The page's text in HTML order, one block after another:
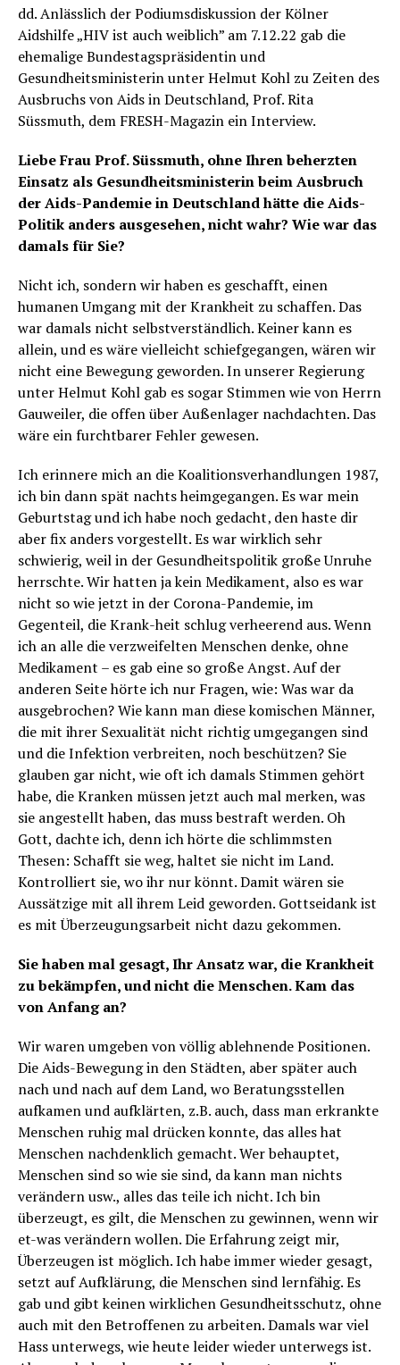
dd. Anlässlich der Podiumsdiskussion der Kölner
Aidshilfe „HIV ist auch weiblich” am 7.12.22 gab die
ehemalige Bundestagspräsidentin und
Gesundheitsministerin unter Helmut Kohl zu Zeiten des
Ausbruchs von Aids in Deutschland, Prof. Rita
Süssmuth, dem FRESH-Magazin ein Interview.
Liebe Frau Prof. Süssmuth, ohne Ihren beherzten
Einsatz als Gesundheitsministerin beim Ausbruch
der Aids-Pandemie in Deutschland hätte die Aids-
Politik anders ausgesehen, nicht wahr? Wie war das
damals für Sie?
Nicht ich, sondern wir haben es geschafft, einen
humanen Umgang mit der Krankheit zu schaffen. Das
war damals nicht selbstverständlich. Keiner kann es
allein, und es wäre vielleicht schiefgegangen, wären wir
nicht eine Bewegung geworden. In unserer Regierung
unter Helmut Kohl gab es sogar Stimmen wie von Herrn
Gauweiler, die offen über Außenlager nachdachten. Das
wäre ein furchtbarer Fehler gewesen.
Ich erinnere mich an die Koalitionsverhandlungen 1987,
ich bin dann spät nachts heimgegangen. Es war mein
Geburtstag und ich habe noch gedacht‚ den haste dir
aber fix anders vorgestellt. Es war wirklich sehr
schwierig, weil in der Gesundheitspolitik große Unruhe
herrschte. Wir hatten ja kein Medikament, also es war
nicht so wie jetzt in der Corona-Pandemie, im
Gegenteil, die Krank-heit schlug verheerend aus. Wenn
ich an alle die verzweifelten Menschen denke, ohne
Medikament – es gab eine so große Angst. Auf der
anderen Seite hörte ich nur Fragen, wie: Was war da
ausgebrochen? Wie kann man diese komischen Männer,
die mit ihrer Sexualität nicht richtig umgegangen sind
und die Infektion verbreiten, noch beschützen? Sie
glauben gar nicht, wie oft ich damals Stimmen gehört
habe, die Kranken müssen jetzt auch mal merken, was
sie angestellt haben, das muss bestraft werden. Oh
Gott, dachte ich, denn ich hörte die schlimmsten
Thesen: Schafft sie weg, haltet sie nicht im Land.
Kontrolliert sie, wo ihr nur könnt. Damit wären sie
Aussätzige mit all ihrem Leid geworden. Gottseidank ist
es mit Überzeugungsarbeit nicht dazu gekommen.
Sie haben mal gesagt, Ihr Ansatz war, die Krankheit
zu bekämpfen, und nicht die Menschen. Kam das
von Anfang an?
Wir waren umgeben von völlig ablehnende Positionen.
Die Aids-Bewegung in den Städten, aber später auch
nach und nach auf dem Land, wo Beratungsstellen
aufkamen und aufklärten, z.B. auch, dass man erkrankte
Menschen ruhig mal drücken konnte, das alles hat
Menschen nachdenklich gemacht. Wer behauptet,
Menschen sind so wie sie sind, da kann man nichts
verändern usw., alles das teile ich nicht. Ich bin
überzeugt, es gilt, die Menschen zu gewinnen, wenn wir
et-was verändern wollen. Die Erfahrung zeigt mir,
Überzeugen ist möglich. Ich habe immer wieder gesagt,
setzt auf Aufklärung, die Menschen sind lernfähig. Es
gab und gibt keinen wirklichen Gesundheitsschutz, ohne
auch mit den Betroffenen zu arbeiten. Damals war viel
Hass unterwegs, wie heute leider wieder unterwegs ist.